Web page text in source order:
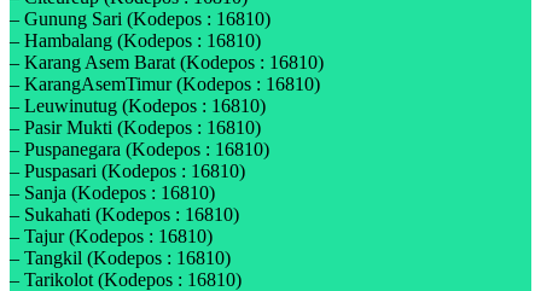
– Gunung Sari (Kodepos : 16810)
– Hambalang (Kodepos : 16810)
– Karang Asem Barat (Kodepos : 16810)
– KarangAsemTimur (Kodepos : 16810)
– Leuwinutug (Kodepos : 16810)
– Pasir Mukti (Kodepos : 16810)
– Puspanegara (Kodepos : 16810)
– Puspasari (Kodepos : 16810)
– Sanja (Kodepos : 16810)
– Sukahati (Kodepos : 16810)
– Tajur (Kodepos : 16810)
– Tangkil (Kodepos : 16810)
– Tarikolot (Kodepos : 16810)